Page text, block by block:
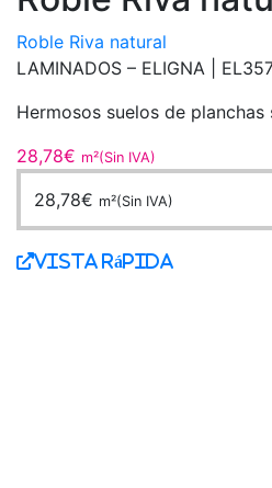
Roble Riva natural
LAMINADOS – ELIGNA |
Hermosos suelos de planchas
28,78€ m²(Sin IVA)
28,78€ m²(Sin IVA)
Vista Rápida